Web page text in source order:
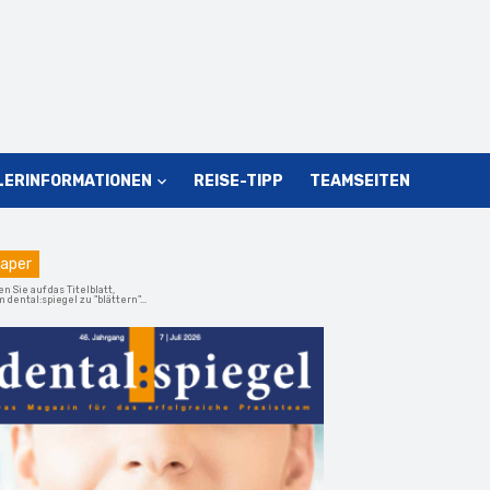
REISE-TIPP TEAMSEITEN
Sie auf das Titelblatt,
dental:spiegel zu "blättern"...